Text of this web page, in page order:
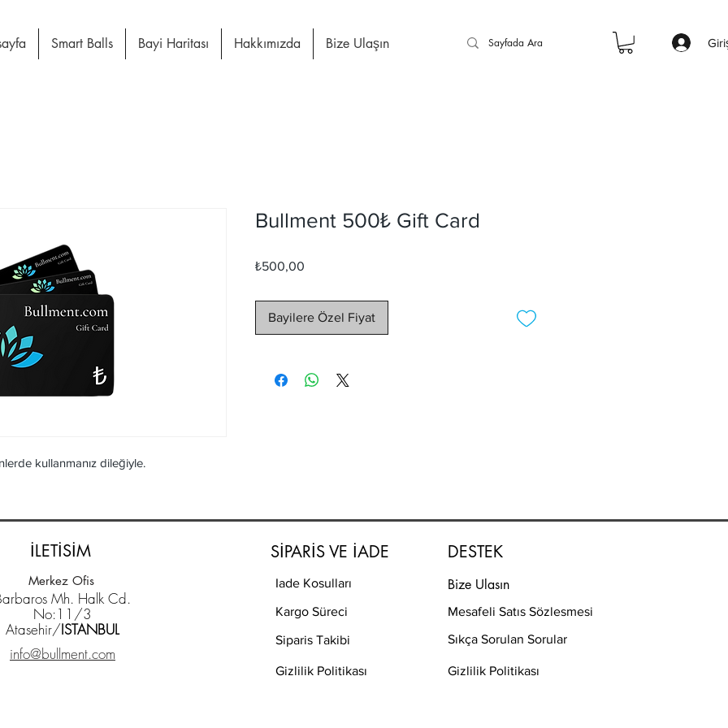
Smart Balls Bayi Haritası Hakkımızda Bize Ulaşın
kullanmanız dileğiyle.
Bullment 500₺ Gift Card
₺500,00
Bayilere Özel Fiyat
İLETİSİM
Merkez Ofis
Mh. Halk Cd.
No:11/3
Atasehir/ISTANBUL
info@bullment.com
SİPARİS VE İADE
Iade Kosulları
Kargo Süreci
Siparis Takibi
Gizlilik Politikası
DESTEK
Bize Ulasın
Mesafeli Satıs Sözlesmesi
Sıkça Sorulan Sorular
Gizlilik Politikası